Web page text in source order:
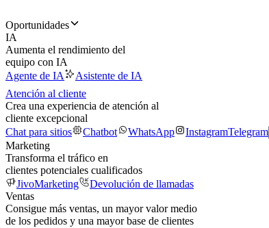
Oportunidades
IA
Aumenta el rendimiento del
equipo con IA
Agente de IA
Asistente de IA
Atención al cliente
Crea una experiencia de atención al
cliente excepcional
Chat para sitios
Chatbot WhatsApp InstagramTelegram
Marketing
Transforma el tráfico en
clientes potenciales cualificados
JivoMarketing
Devolución de llamadas
Ventas
Consigue más ventas, un mayor valor medio
de los pedidos y una mayor base de clientes